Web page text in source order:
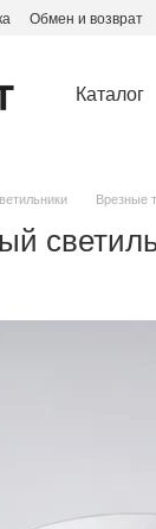
Обмен и возврат
Каталог
Врезные